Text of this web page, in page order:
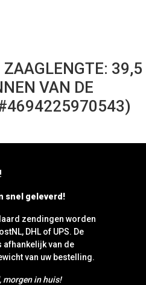
39,5
VAN DE
snel geleverd!
zendingen worden
DHL of UPS. De
afhankelijk van de
van uw bestelling.
morgen in huis!